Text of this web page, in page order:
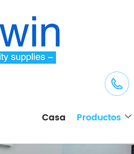
Casa Productos